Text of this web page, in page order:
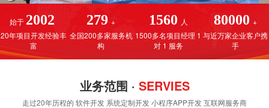
始于 2002
20年项目开发经验丰
富
279 +
全国200多家服务机
构
1560 人
1500多名项目经理 1
对 1 服务
80000 +
与近万家企业客户携
手
业务范围 · SERVIES
走过20年历程的 软件开发 系统定制开发 小程序APP开发 互联网服务商